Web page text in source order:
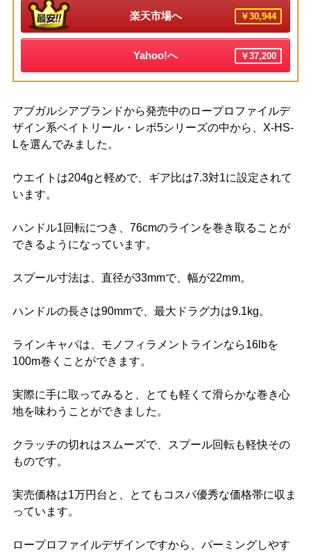
楽天市場へ ￥30,944
Yahoo!へ ￥37,200
アブガルシアブランドから発売中のロープロファイルデ
ザイン系ベイトリール・レボ5シリーズの中から、X-HS-
Lを選んでみました。
ウエイトは204gと軽めで、ギア比は7.3対1に設定されて
います。
ハンドル1回転につき、76cmのラインを巻き取ることが
できるようになっています。
スプール寸法は、直径が33mmで、幅が22mm。
ハンドルの長さは90mmで、最大ドラグ力は9.1kg。
ラインキャパは、モノフィラメントラインなら16lbを
100m巻くことができます。
実際に手に取ってみると、とても軽くて滑らかな巻き心
地を味わうことができました。
クラッチの切れはスムーズで、スプール回転も軽快その
ものです。
実売価格は1万円台と、とてもコスパ優秀な価格帯に収ま
っています。
ロープロファイルデザインですから、パーミングしやす